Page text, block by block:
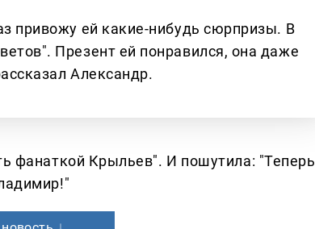
привожу ей какие-нибудь сюрпризы. В
Презент ей понравился, она даже
Александр.
фанаткой Крыльев". И пошутила: "Теперь